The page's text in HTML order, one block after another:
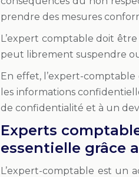
prendre des mesures
L’expert comptable doit
peut librement suspendre
En effet, l’expert-
les informations
de confidentialité et à un
Experts
essentielle grâce
L’expert-comptable est un